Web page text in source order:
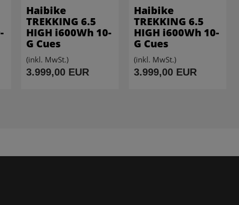
Haibike
TREKKING 6.5
HIGH i600Wh 10-
G Cues
(inkl. MwSt.)
3.999,00 EUR
Haibike
TREKKING 6.5
HIGH i600Wh 10-
G Cues
(inkl. MwSt.)
3.999,00 EUR